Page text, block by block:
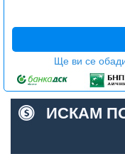
Ще ви се
ИСКАМ